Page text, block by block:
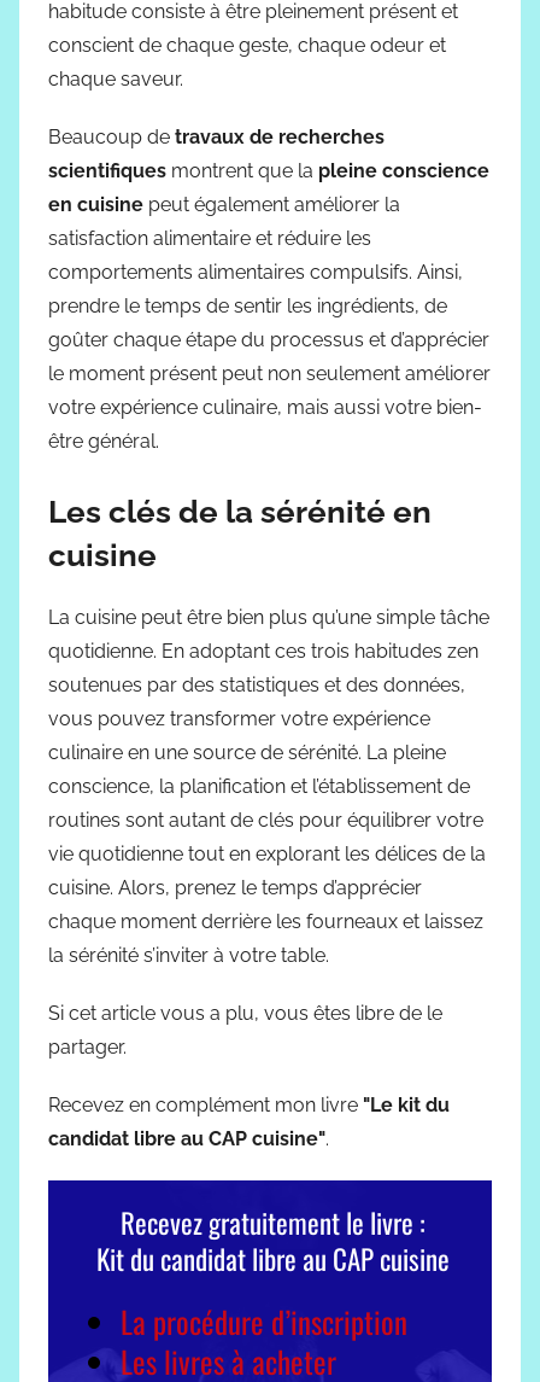
habitude consiste à être pleinement présent et
conscient de chaque geste, chaque odeur et
chaque saveur.
Beaucoup de travaux de recherches
scientifiques montrent que la pleine conscience
en cuisine peut également améliorer la
satisfaction alimentaire et réduire les
comportements alimentaires compulsifs. Ainsi,
prendre le temps de sentir les ingrédients, de
goûter chaque étape du processus et d’apprécier
le moment présent peut non seulement améliorer
votre expérience culinaire, mais aussi votre bien-
être général.
Les clés de la sérénité en
cuisine
La cuisine peut être bien plus qu’une simple tâche
quotidienne. En adoptant ces trois habitudes zen
soutenues par des statistiques et des données,
vous pouvez transformer votre expérience
culinaire en une source de sérénité. La pleine
conscience, la planification et l’établissement de
routines sont autant de clés pour équilibrer votre
vie quotidienne tout en explorant les délices de la
cuisine. Alors, prenez le temps d’apprécier
chaque moment derrière les fourneaux et laissez
la sérénité s’inviter à votre table.
Si cet article vous a plu, vous êtes libre de le
partager.
Recevez en complément mon livre "Le kit du
candidat libre au CAP cuisine".